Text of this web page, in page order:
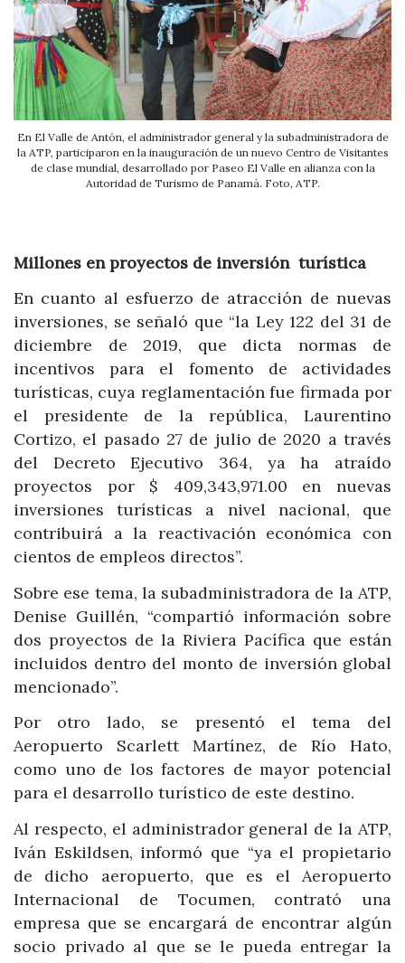
En El Valle de Antón, el administrador general y la subadministradora de
la ATP, participaron en la inauguración de un nuevo Centro de Visitantes
de clase mundial, desarrollado por Paseo El Valle en alianza con la
Autoridad de Turismo de Panamá. Foto, ATP.
Millones en proyectos de inversión turística
En cuanto al esfuerzo de atracción de nuevas
inversiones, se señaló que “la Ley 122 del 31 de
diciembre de 2019, que dicta normas de
incentivos para el fomento de actividades
turísticas, cuya reglamentación fue firmada por
el presidente de la república, Laurentino
Cortizo, el pasado 27 de julio de 2020 a través
del Decreto Ejecutivo 364, ya ha atraído
proyectos por $ 409,343,971.00 en nuevas
inversiones turísticas a nivel nacional, que
contribuirá a la reactivación económica con
cientos de empleos directos”.
Sobre ese tema, la subadministradora de la ATP,
Denise Guillén, “compartió información sobre
dos proyectos de la Riviera Pacífica que están
incluidos dentro del monto de inversión global
mencionado”.
Por otro lado, se presentó el tema del
Aeropuerto Scarlett Martínez, de Río Hato,
como uno de los factores de mayor potencial
para el desarrollo turístico de este destino.
Al respecto, el administrador general de la ATP,
Iván Eskildsen, informó que “ya el propietario
de dicho aeropuerto, que es el Aeropuerto
Internacional de Tocumen, contrató una
empresa que se encargará de encontrar algún
socio privado al que se le pueda entregar la